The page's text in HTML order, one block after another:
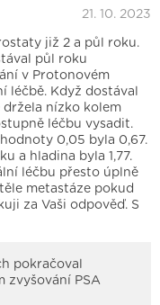
21. 10. 2023
již 2 a půl roku.
půl roku
v Protonovém
léčbě. Když dostával
držela nízko kolem
léčbu vysadit.
0,05 byla 0,67.
a hladina byla 1,77.
léčbu přesto úplně
metastáze pokud
za Vaši odpověď. S
pokračoval
zvyšování PSA